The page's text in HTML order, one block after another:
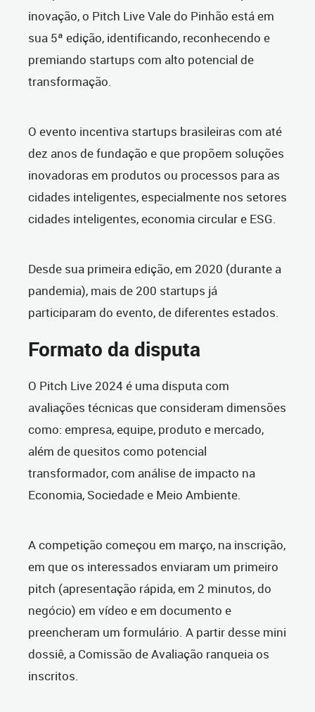
inovação, o Pitch Live Vale do Pinhão está em
sua 5ª edição, identificando, reconhecendo e
premiando startups com alto potencial de
transformação.
O evento incentiva startups brasileiras com até
dez anos de fundação e que propõem soluções
inovadoras em produtos ou processos para as
cidades inteligentes, especialmente nos setores
cidades inteligentes, economia circular e ESG.
Desde sua primeira edição, em 2020 (durante a
pandemia), mais de 200 startups já
participaram do evento, de diferentes estados.
Formato da disputa
O Pitch Live 2024 é uma disputa com
avaliações técnicas que consideram dimensões
como: empresa, equipe, produto e mercado,
além de quesitos como potencial
transformador, com análise de impacto na
Economia, Sociedade e Meio Ambiente.
A competição começou em março, na inscrição,
em que os interessados enviaram um primeiro
pitch (apresentação rápida, em 2 minutos, do
negócio) em vídeo e em documento e
preencheram um formulário. A partir desse mini
dossiê, a Comissão de Avaliação ranqueia os
inscritos.